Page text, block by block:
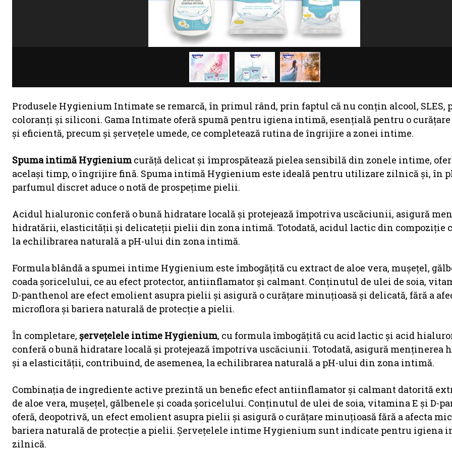
Produsele Hygienium Intimate se remarcă, în primul rând, prin faptul că nu conțin alcool, SLES,
coloranți și siliconi. Gama Intimate oferă spumă pentru igiena intimă, esențială pentru o
și eficientă, precum și șervețele umede, ce completează rutina de îngrijire a zonei intime.
Spuma intimă Hygienium curăță delicat și împrospătează pielea sensibilă din zonele intime,
același timp, o îngrijire fină. Spuma intimă Hygienium este ideală pentru utilizare zilnică și, în
parfumul discret aduce o notă de prospețime pielii.
Acidul hialuronic conferă o bună hidratare locală și protejează împotriva uscăciunii, asigură
hidratării, elasticității și delicateții pielii din zona intimă. Totodată, acidul lactic din compoziție
la echilibrarea naturală a pH-ului din zona intimă.
Formula blândă a spumei intime Hygienium este îmbogățită cu extract de aloe vera, mușețel,
coada șoricelului, ce au efect protector, antiinflamator și calmant. Conținutul de ulei de soia,
D-panthenol are efect emolient asupra pielii și asigură o curățare minuțioasă și delicată, fără a
microflora și bariera naturală de protecție a pielii.
În completare, șervețelele intime Hygienium, cu formula îmbogățită cu acid lactic și acid
conferă o bună hidratare locală și protejează împotriva uscăciunii. Totodată, asigură menținerea
și a elasticității, contribuind, de asemenea, la echilibrarea naturală a pH-ului din zona intimă.
Combinația de ingrediente active prezintă un benefic efect antiinflamator și calmant datorită
de aloe vera, mușețel, gălbenele și coada șoricelului. Conținutul de ulei de soia, vitamina E și D-
oferă, deopotrivă, un efect emolient asupra pielii și asigură o curățare minuțioasă fără a afecta
bariera naturală de protecție a pielii. Șervețelele intime Hygienium sunt indicate pentru igiena
zilnică.